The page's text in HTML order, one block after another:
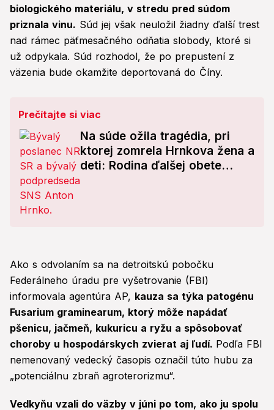
biologického materiálu, v stredu pred súdom
priznala vinu. Súd jej však neuložil žiadny ďalší trest
nad rámec päťmesačného odňatia slobody, ktoré si
už odpykala. Súd rozhodol, že po prepustení z
väzenia bude okamžite deportovaná do Číny.
Prečítajte si viac
Na súde ožila tragédia, pri
ktorej zomrela Hrnkova žena a
deti: Rodina ďalšej obete
Ako s odvolaním sa na detroitskú pobočku
Federálneho úradu pre vyšetrovanie (FBI)
informovala agentúra AP, kauza sa týka patogénu
Fusarium graminearum, ktorý môže napádať
pšenicu, jačmeň, kukuricu a ryžu a spôsobovať
choroby u hospodárskych zvierat aj ľudí. Podľa FBI
nemenovaný vedecký časopis označil túto hubu za
„potenciálnu zbraň agroterorizmu“.
Vedkyňu vzali do väzby v júni po tom, ako ju spolu